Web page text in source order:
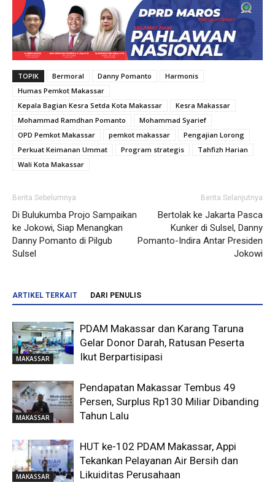
TOPIK Bermoral Danny Pomanto
Harmonis
Humas Pemkot Makassar
Kepala Bagian Kesra Setda Kota Makassar
Kesra Makassar
Mohammad Ramdhan Pomanto
Mohammad Syarief
OPD Pemkot Makassar
pemkot makassar
Pengajian Lorong
Perkuat Keimanan Ummat
Program strategis
Tahfizh Harian
Wali Kota Makassar
Berita Sebelumnya
Di Bulukumba Projo Sampaikan
ke Jokowi, Siap Menangkan
Danny Pomanto di Pilgub
Sulsel
Berita Selanjutnya
Bertolak ke Jakarta Pasca
Kunker di Sulsel, Danny
Pomanto-Indira Antar Presiden
Jokowi
ARTIKEL TERKAIT DARI PENULIS
MAKASSAR
PDAM Makassar dan Karang Taruna
Gelar Donor Darah, Ratusan Peserta
Ikut Berpartisipasi
MAKASSAR
Pendapatan Makassar Tembus 49
Persen, Surplus Rp130 Miliar Dibanding
Tahun Lalu
MAKASSAR
HUT ke-102 PDAM Makassar, Appi
Tekankan Pelayanan Air Bersih dan
Likuiditas Perusahaan